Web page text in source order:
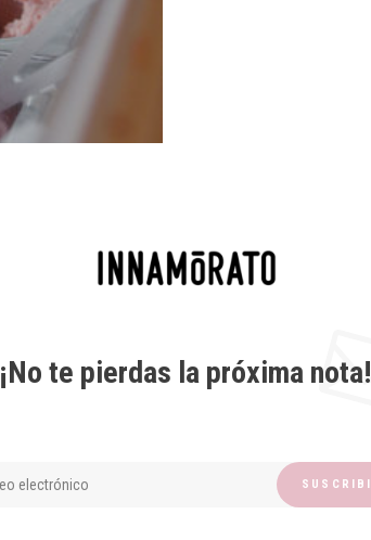
¡No te pierdas la próxima nota!